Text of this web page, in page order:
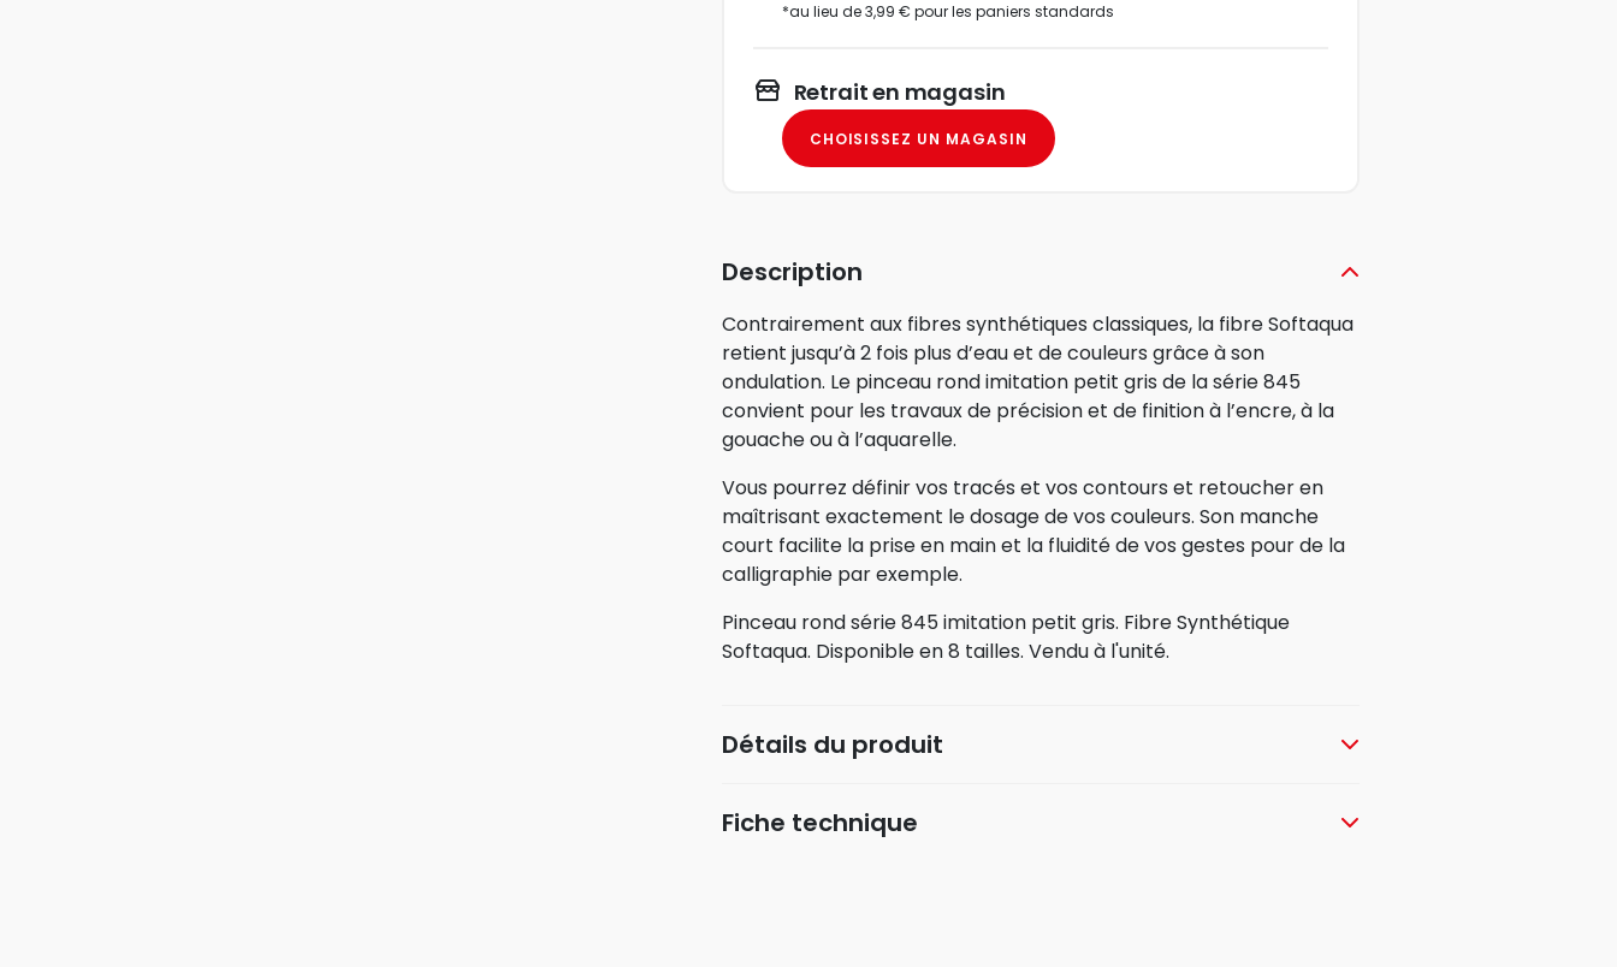
*au lieu de 3,99 € pour les paniers standards
Retrait en magasin
CHOISISSEZ UN MAGASIN
Description
Contrairement aux fibres synthétiques classiques, la fibre Softaqua
retient jusqu’à 2 fois plus d’eau et de couleurs grâce à son
ondulation. Le pinceau rond imitation petit gris de la série 845
convient pour les travaux de précision et de finition à l’encre, à la
gouache ou à l’aquarelle.
Vous pourrez définir vos tracés et vos contours et retoucher en
maîtrisant exactement le dosage de vos couleurs. Son manche
court facilite la prise en main et la fluidité de vos gestes pour de la
calligraphie par exemple.
Pinceau rond série 845 imitation petit gris. Fibre Synthétique
Softaqua. Disponible en 8 tailles. Vendu à l'unité.
Détails du produit
Fiche technique